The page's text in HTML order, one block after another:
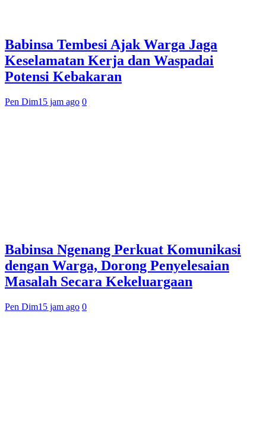
Babinsa Tembesi Ajak Warga Jaga
Keselamatan Kerja dan Waspadai
Potensi Kebakaran
Pen Dim15 jam ago 0
Babinsa Ngenang Perkuat Komunikasi
dengan Warga, Dorong Penyelesaian
Masalah Secara Kekeluargaan
Pen Dim15 jam ago 0